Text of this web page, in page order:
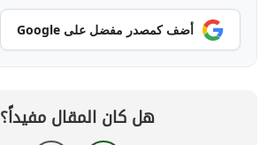
أضف كمصدر مفضل على Google
هل كان المقال مفيداً؟